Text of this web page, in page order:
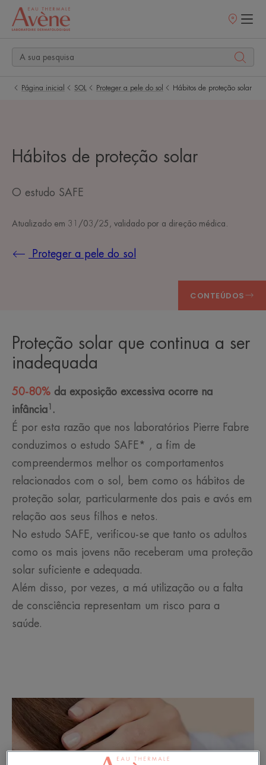
Pontos
Página inicial SOL Proteger a pele do sol Hábitos de proteção solar
Hábitos de proteção solar
O estudo SAFE
Atualizado em 31/03/25 , validado por a direção médica
Proteger a pele do sol
CONTEÚDOS
Proteção solar que continua a ser
inadequada
50-80% da exposição excessiva ocorre na
infância1 .
É por esta razão que nos laboratórios Pierre Fabre
conduzimos o estudo SAFE* , a fim de
compreendermos melhor os comportamentos
relacionados com o sol, bem como os hábitos de
proteção solar, particularmente dos pais e avós em
relação aos seus filhos e netos.
No estudo SAFE, verificou-se que tanto os adultos
como os mais jovens não receberam uma proteção
solar suficiente e adequada.
Além disso, por vezes, a má utilização ou a falta
de consciência representam um risco para a
saúde.